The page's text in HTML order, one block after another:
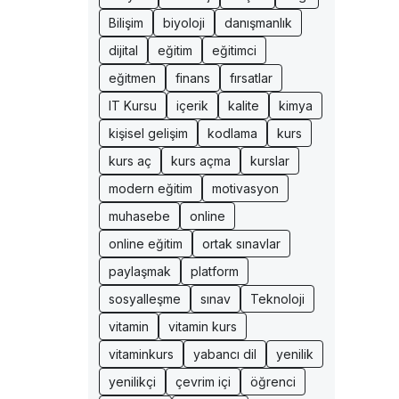
Bilişim
biyoloji
danışmanlık
dijital
eğitim
eğitimci
eğitmen
finans
fırsatlar
IT Kursu
içerik kalite
kimya
kişisel gelişim
kodlama
kurs
kurs aç
kurs açma
kurslar
modern eğitim
motivasyon
muhasebe
online
online eğitim
ortak sınavlar
paylaşmak
platform
sosyalleşme
sınav
Teknoloji
vitamin
vitamin kurs
vitaminkurs
yabancı dil
yenilik
yenilikçi
çevrim içi
öğrenci